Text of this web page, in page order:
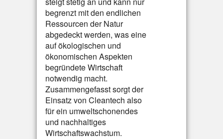
begrenzt mit den endlichen
Ressourcen der Natur
abgedeckt werden, was eine
auf ökologischen und
ökonomischen Aspekten
begründete Wirtschaft
notwendig macht.
Zusammengefasst sorgt der
Einsatz von Cleantech also
für ein umweltschonendes
und nachhaltiges
Wirtschaftswachstum.